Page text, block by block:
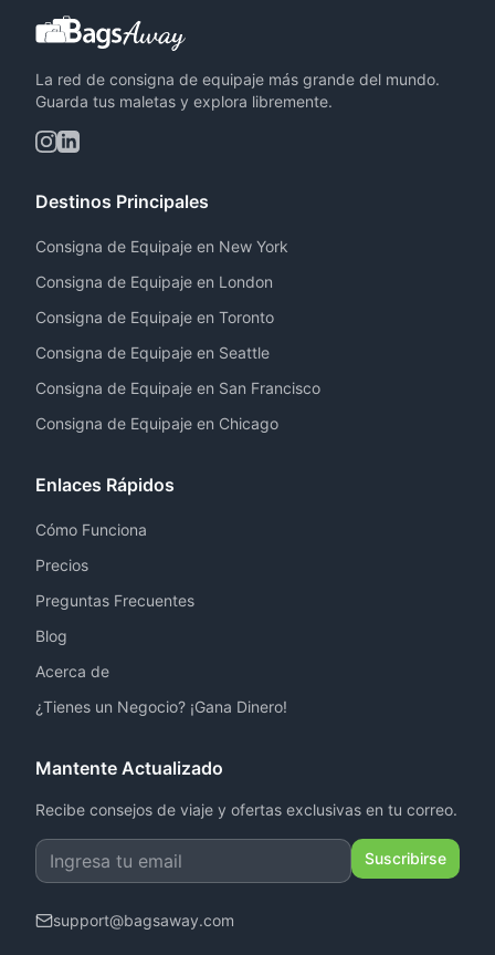
La red de consigna de equipaje más grande del mundo.
Guarda tus maletas y explora libremente.
Destinos Principales
Consigna de Equipaje en New York
Consigna de Equipaje en London
Consigna de Equipaje en Toronto
Consigna de Equipaje en Seattle
Consigna de Equipaje en San Francisco
Consigna de Equipaje en Chicago
Enlaces Rápidos
Cómo Funciona
Precios
Preguntas Frecuentes
Blog
Acerca de
¿Tienes un Negocio? ¡Gana Dinero!
Mantente Actualizado
Recibe consejos de viaje y ofertas exclusivas en tu correo.
Suscribirse
support@bagsaway.com